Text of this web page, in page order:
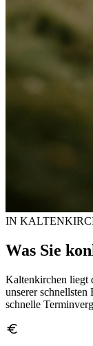
IN
Was Sie
Kaltenkirchen liegt
unserer
schnelle